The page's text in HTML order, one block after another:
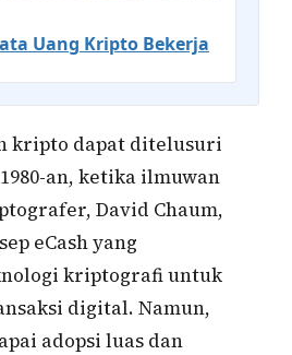
Uang Kripto Bekerja
kripto dapat ditelusuri
an, ketika ilmuwan
David Chaum,
eCash yang
kriptografi untuk
digital. Namun,
adopsi luas dan